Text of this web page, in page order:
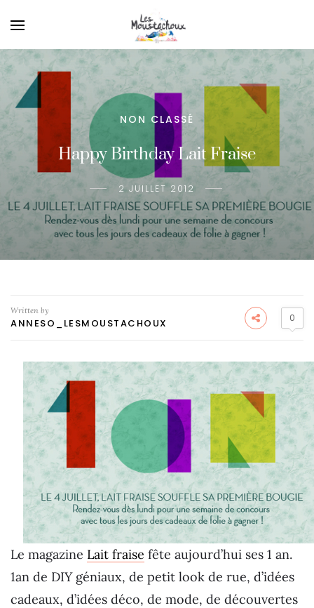
NON CLASSÉ
Happy Birthday Lait Fraise
2 JUILLET 2012
Written by
ANNESO_LESMOUSTACHOUX 0
Le magazine Lait fraise fête aujourd’hui ses 1 an.
1an de DIY géniaux, de petit look de rue, d’idées
cadeaux, d’idées déco, de mode, de découvertes